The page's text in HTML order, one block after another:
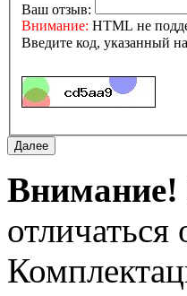
Ваш отзыв:
Внимание: HTML не
Введите код, указанный
Внимание!